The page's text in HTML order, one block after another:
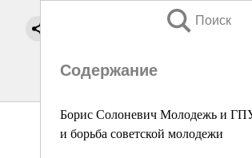
Поиск
Содержание
Борис Солоневич Молодежь и
и борьба советской молодежи